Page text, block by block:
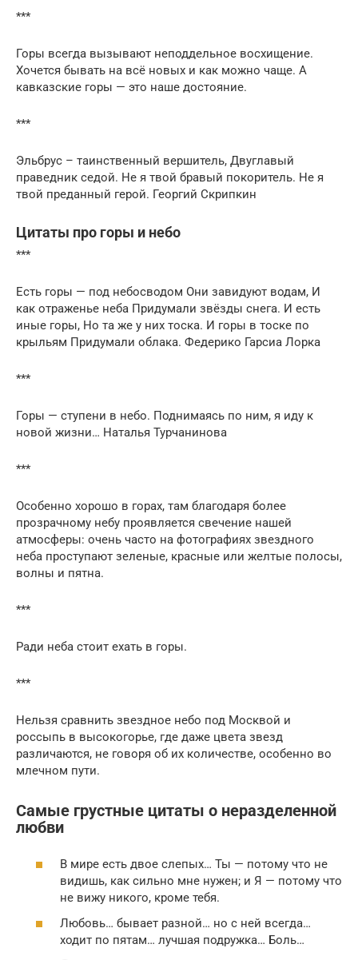
***
Горы всегда вызывают неподдельное восхищение.
Хочется бывать на всё новых и как можно чаще. А
кавказские горы — это наше достояние.
***
Эльбрус – таинственный вершитель, Двуглавый
праведник седой. Не я твой бравый покоритель. Не я
твой преданный герой. Георгий Скрипкин
Цитаты про горы и небо
***
Есть горы — под небосводом Они завидуют водам, И
как отраженье неба Придумали звёзды снега. И есть
иные горы, Но та же у них тоска. И горы в тоске по
крыльям Придумали облака. Федерико Гарсиа Лорка
***
Горы — ступени в небо. Поднимаясь по ним, я иду к
новой жизни… Наталья Турчанинова
***
Особенно хорошо в горах, там благодаря более
прозрачному небу проявляется свечение нашей
атмосферы: очень часто на фотографиях звездного
неба проступают зеленые, красные или желтые полосы,
волны и пятна.
***
Ради неба стоит ехать в горы.
***
Нельзя сравнить звездное небо под Москвой и
россыпь в высокогорье, где даже цвета звезд
различаются, не говоря об их количестве, особенно во
млечном пути.
Самые грустные цитаты о неразделенной
любви
В мире есть двое слепых… Ты — потому что не
видишь, как сильно мне нужен; и Я — потому что
не вижу никого, кроме тебя.
Любовь… бывает разной… но с ней всегда…
ходит по пятам… лучшая подружка… Боль…